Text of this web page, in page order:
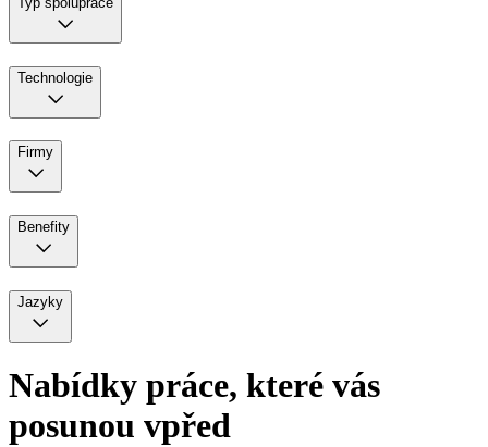
Technologie
Firmy
Benefity
Jazyky
Nabídky práce, které vás
posunou vpřed